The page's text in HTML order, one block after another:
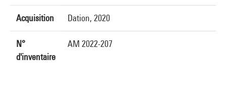
Acquisition Dation, 2020
N°
d'inventaire
AM 2022-207